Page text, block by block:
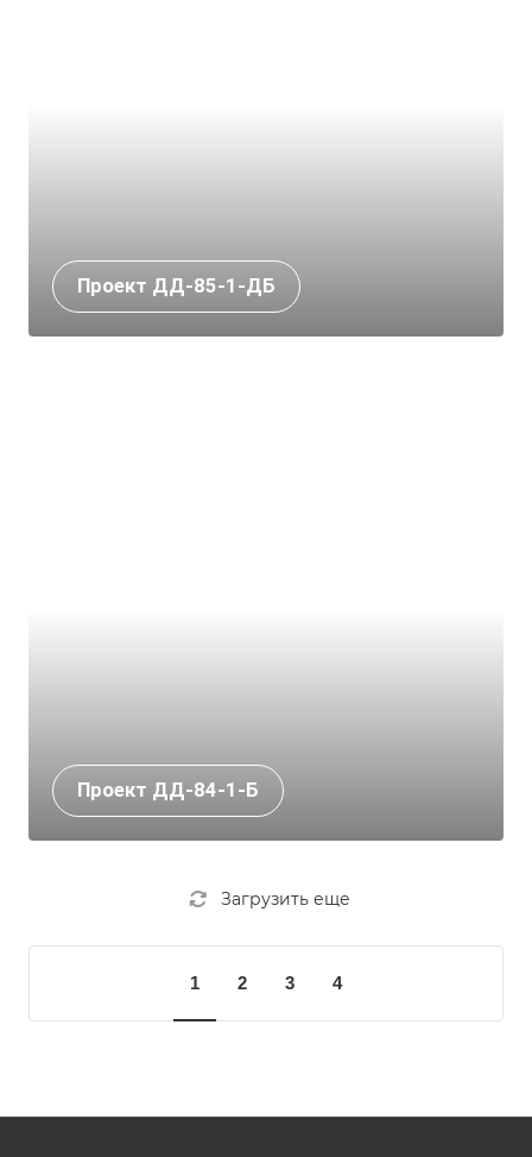
Проект ДД-85-1-ДБ
Проект ДД-84-1-Б
Загрузить еще
1 2 3 4